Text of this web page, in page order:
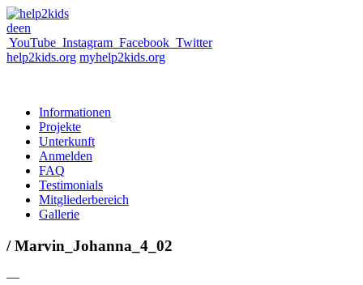
deen
YouTube Instagram Facebook Twitter
help2kids.org myhelp2kids.org
Informationen
Projekte
Unterkunft
Anmelden
FAQ
Testimonials
Mitgliederbereich
Gallerie
/ Marvin_Johanna_4_02
—